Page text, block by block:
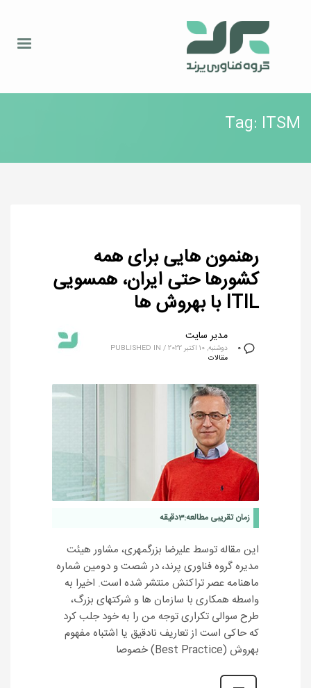
Tag: ITSM
رهنمون هایی برای همه
کشورها حتی ایران، همسویی
ITIL با بهروش ها
0
مدیر سایت
دوشنبه, 10 اکتبر 2022 /
PUBLISHED IN
مقالات
زمان تقریبی مطالعه:3دقیقه
این مقاله توسط علیرضا بزرگمهری، مشاور هیئت
مدیره گروه فناوری پرند، در شصت‌ و‌ دومین شماره
ماهنامه عصر تراکنش منتشر شده است. اخیرا به
واسطه همکاری با سازمان ها و شرکتهای بزرگ،
طرح سوالی تکراری توجه من را به خود جلب کرد
که حاکی است از تعاریف نادقیق یا اشتباه مفهوم
بهروش (Best Practice) خصوصا